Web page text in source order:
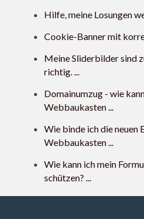
Hilfe, meine Losungen
Cookie-Banner mit
Meine Sliderbilder sind
richtig. ...
Domainumzug - wie
Webbaukasten ...
Wie binde ich die neuen
Webbaukasten ...
Wie kann ich mein
schützen? ...